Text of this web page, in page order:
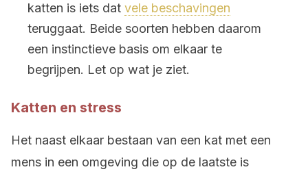
katten is iets dat vele beschavingen
teruggaat. Beide soorten hebben daarom
een instinctieve basis om elkaar te
begrijpen. Let op wat je ziet.
Katten en stress
Het naast elkaar bestaan van een kat met een
mens in een omgeving die op de laatste is